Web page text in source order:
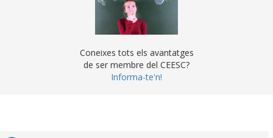
Coneixes tots els avantatges
de ser membre del CEESC?
Informa-te'n!